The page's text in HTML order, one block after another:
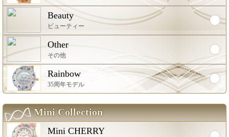
Beauty
ビューティー
Other
その他
Rainbow
35周年モデル
Mini Collection
Mini CHERRY